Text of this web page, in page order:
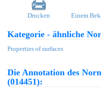
Drucken Einem
Kategorie - ähnliche
Properties of surfaces
Die Annotation des
(014451):